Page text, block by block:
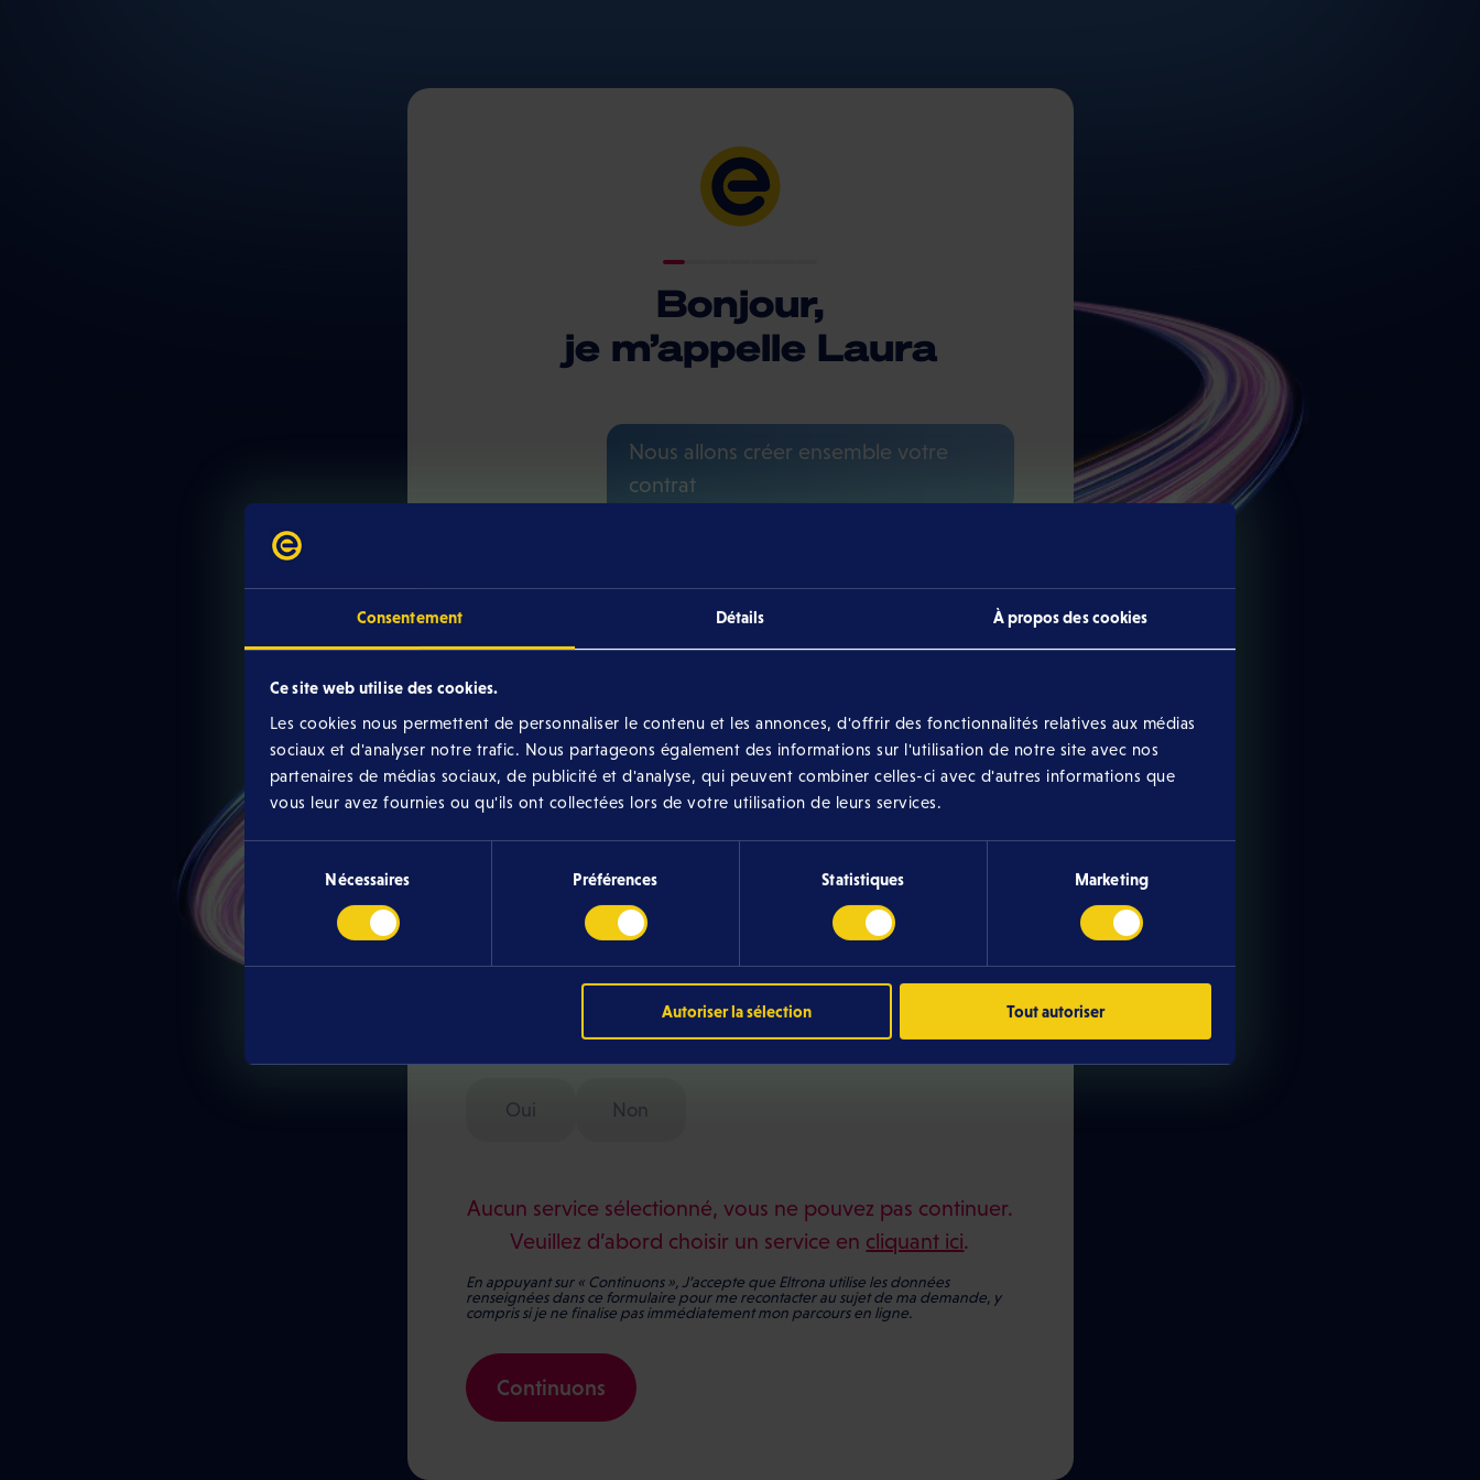
Consentement Détails À propos des cookies
Ce site web utilise des cookies.
Les cookies nous permettent de personnaliser le contenu et les annonces, d'offrir des fonctionnalités relatives aux médias
sociaux et d'analyser notre trafic. Nous partageons également des informations sur l'utilisation de notre site avec nos
partenaires de médias sociaux, de publicité et d'analyse, qui peuvent combiner celles-ci avec d'autres informations que
vous leur avez fournies ou qu'ils ont collectées lors de votre utilisation de leurs services.
consentement
Nécessaires Préférences Statistiques Marketing
Autoriser la sélection Tout autoriser
Bonjour,
je m’appelle Laura
Nous allons créer ensemble votre
contrat
Nom *
Êtes-vous déjà client Eltrona ?
Oui Non
Aucun service sélectionné, vous ne pouvez pas continuer.
Veuillez d’abord choisir un service en cliquant ici.
En appuyant sur « Continuons », J’accepte que Eltrona utilise les données
renseignées dans ce formulaire pour me recontacter au sujet de ma demande, y
compris si je ne finalise pas immédiatement mon parcours en ligne.